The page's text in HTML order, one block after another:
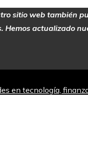
sitio web también
Hemos actualizado
en tecnología,